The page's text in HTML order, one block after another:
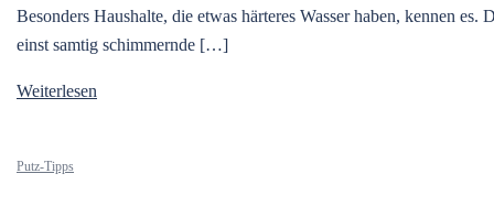
Besonders Haushalte, die etwas härteres Wasser haben, kennen es.
einst samtig schimmernde […]
Weiterlesen
Putz-Tipps